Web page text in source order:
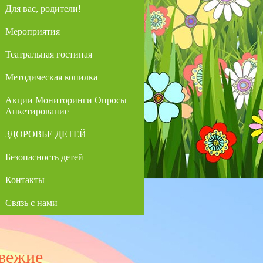
Для вас, родители!
Мероприятия
Театральная гостиная
Методическая копилка
Акции Мониторинги Опросы
Анкетирование
ЗДОРОВЬЕ ДЕТЕЙ
Безопасность детей
Контакты
Связь с нами